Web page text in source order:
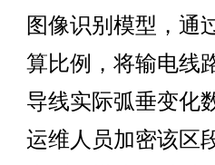
图像识别模型，通
算比例，将输电线
导线实际弧垂变化
运维人员加密该区